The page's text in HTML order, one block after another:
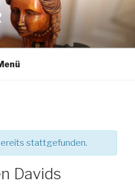
stattgefunden.
Davids